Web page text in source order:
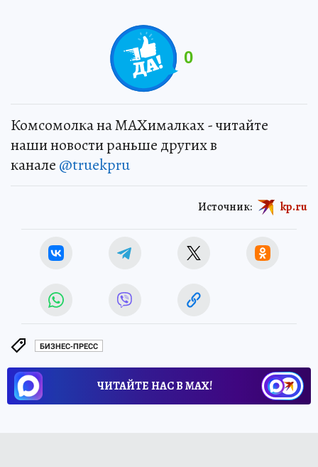
0
Комсомолка на MAXималках - читайте
наши новости раньше других в
канале @truekpru
Источник: kp.ru
БИЗНЕС-ПРЕСС
ЧИТАЙТЕ НАС В МАХ!